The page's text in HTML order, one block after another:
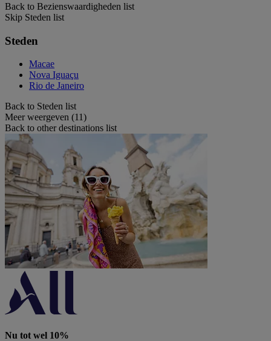
Back to Bezienswaardigheden list
Skip Steden list
Steden
Macae
Nova Iguaçu
Rio de Janeiro
Back to Steden list
Meer weergeven (11)
Back to other destinations list
Nu tot wel 10%